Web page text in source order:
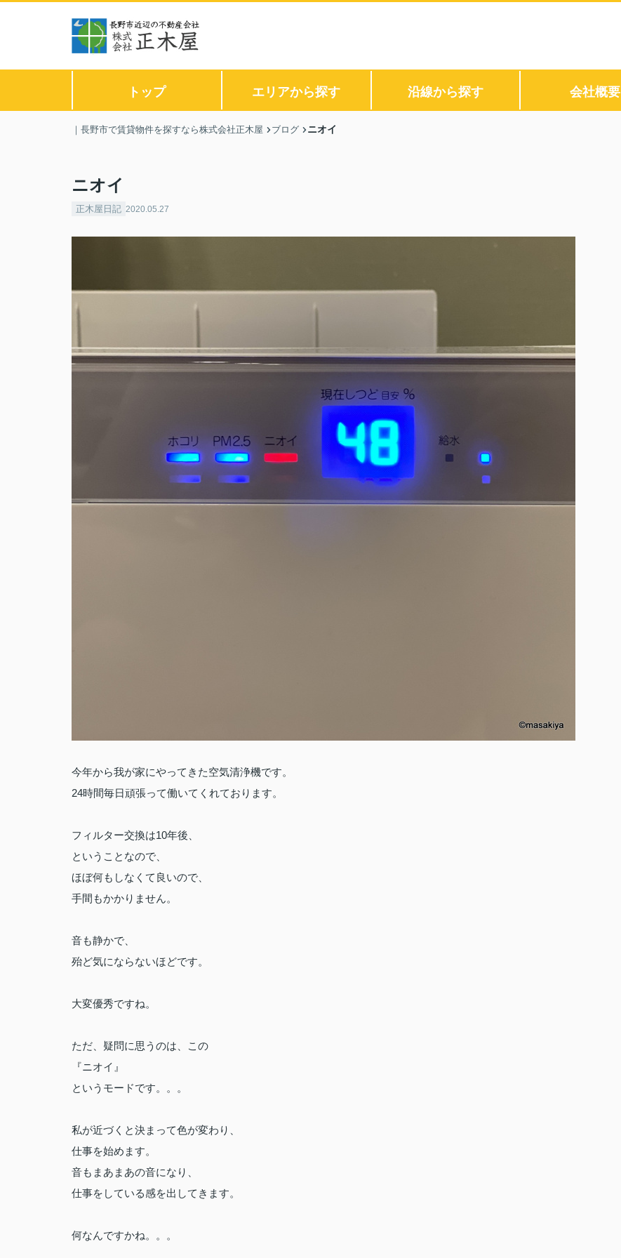
トップ エリアから探す 沿線から探す 会社概要
｜長野市で賃貸物件を探すなら株式会社正木屋 ブログ ニオイ
ニオイ
正木屋日記 2020.05.27
今年から我が家にやってきた空気清浄機です。
24時間毎日頑張って働いてくれております。
フィルター交換は10年後、
ということなので、
ほぼ何もしなくて良いので、
手間もかかりません。
音も静かで、
殆ど気にならないほどです。
大変優秀ですね。
ただ、疑問に思うのは、この
『ニオイ』
というモードです。。。
私が近づくと決まって色が変わり、
仕事を始めます。
音もまあまあの音になり、
仕事をしている感を出してきます。
何なんですかね。。。